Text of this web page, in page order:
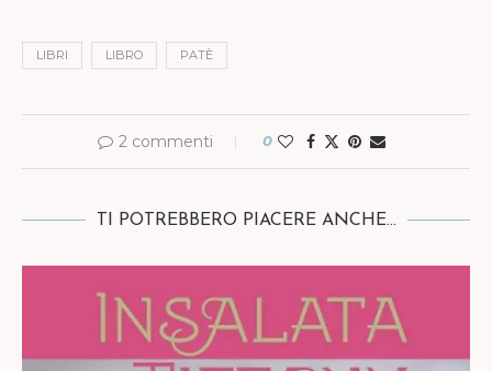
LIBRI LIBRO PATÈ
2 commenti 0
TI POTREBBERO PIACERE ANCHE...